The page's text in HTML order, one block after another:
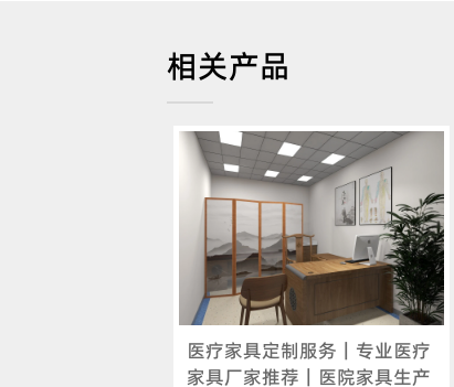
相关产品
医疗家具定制服务｜专业医疗
家具厂家推荐｜医院家具生产